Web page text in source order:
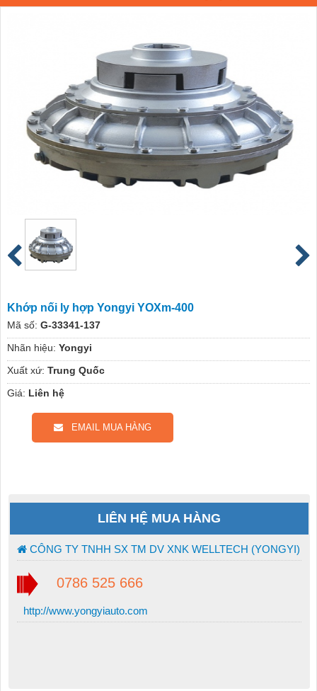
Khớp nối ly hợp Yongyi YOXm-400
Mã số: G-33341-137
Nhãn hiệu: Yongyi
Xuất xứ: Trung Quốc
Giá: Liên hệ
EMAIL MUA HÀNG
LIÊN HỆ MUA HÀNG
CÔNG TY TNHH SX TM DV XNK WELLTECH (YONGYI)
0786 525 666
http://www.yongyiauto.com